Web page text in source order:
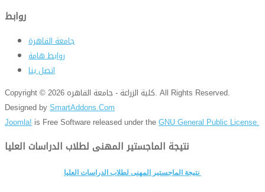
روابط
جامعة القاهرة
روابط هامة
اتصل بنا
Copyright © 2026 كلية الزراعة - جامعة القاهره. All Rights Reserved.
Designed bySmartAddons.Com
Joomla! is Free Software released under theGNU General Public License.
نتيجة الماجستير المهنى لطلاب الدراسات العليا